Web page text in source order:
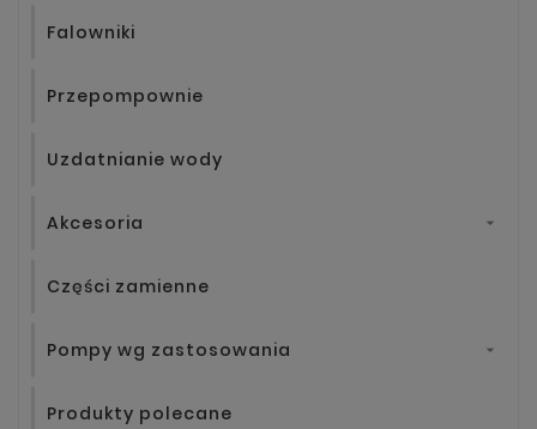
Falowniki
Przepompownie
Uzdatnianie wody
Akcesoria 
Części zamienne
Pompy wg zastosowania 
Produkty polecane